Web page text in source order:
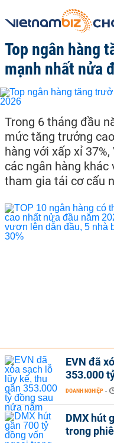
Top ngân hàng
mạnh nhất nửa
Trong 6 tháng đầu
mức tăng trưởng
hàng với xấp xỉ
các ngân hàng
tham gia tái cơ cấu
EVN đã
353.000
DOANH NGHIỆP -
DMX hút
trong